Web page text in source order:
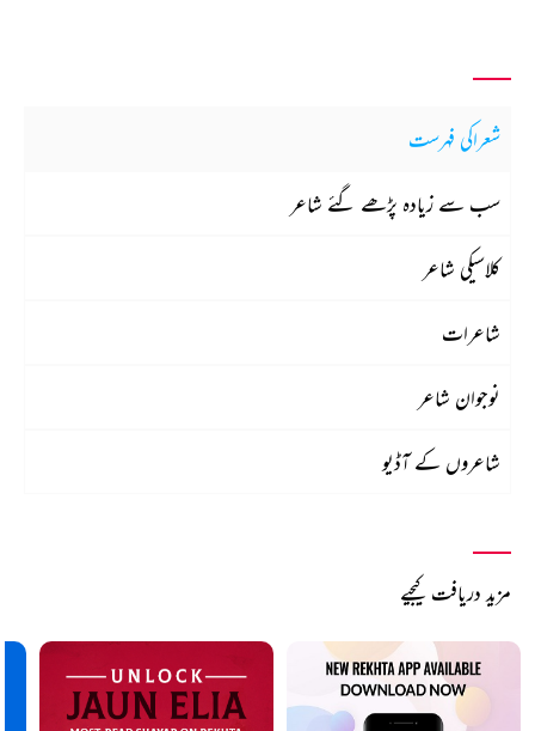
شعراکی فہرست
سب سے زیادہ پڑھے گئے شاعر
کلاسیکی شاعر
شاعرات
نوجوان شاعر
شاعروں کے آڈیو
مزید دریافت کیجیے